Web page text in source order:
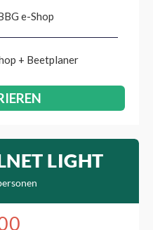
e-Shop
+ Beetplaner
LIGHT